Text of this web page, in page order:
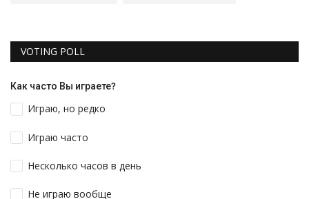
VOTING POLL
Как часто Вы играете?
Играю, но редко
Играю часто
Несколько часов в день
Не играю вообще